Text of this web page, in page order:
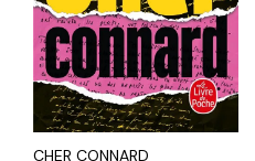
CHER CONNARD